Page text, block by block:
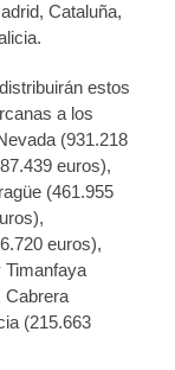
Cataluña,
estos
a los
(931.218
euros),
(461.955
euros),
Timanfaya
Cabrera
(215.663